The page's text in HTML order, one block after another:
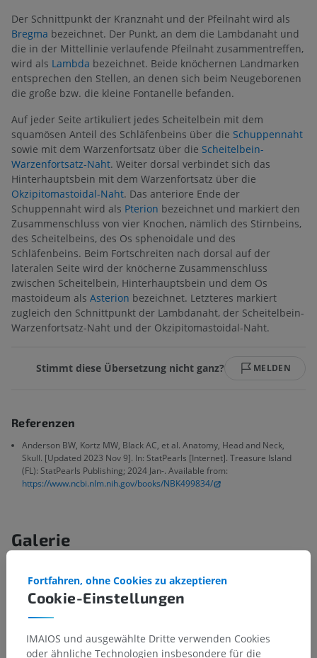
Der Schnittpunkt der Kranznaht und der Pfeilnaht wird als
Bregma bezeichnet. Der Punkt, an dem die Lambdanaht und
die in der Mittellinie verlaufende Pfeilnaht zusammentreffen,
wird als Lambda bezeichnet. Beide knöchernen Landmarken
entsprechen den Stellen, an denen sich beim Neugeborenen
die große bzw. die kleine Fontanelle befanden.
Auf jeder Seite artikuliert jedes Scheitelbein mit dem
squamösen Anteil des Schläfenbeins über die Schuppennaht
sowie mit dem Warzenfortsatz über die Scheitelbein-
Warzenfortsatz-Naht. Weiter dorsal verbindet sich das
Hinterhauptsbein mit dem Warzenfortsatz über die
Okzipitomastoidal-Naht. Das anteriore Ende der
Schuppennaht wird als Pterion bezeichnet und markiert den
Zusammenschluss von vier Knochen, nämlich des Stirnbeins,
des Scheitelbeins, des Os sphenoidale und des
Schläfenbeins. Beim Fortschreiten nach dorsal auf der
lateralen Seite wird der knöcherne Zusammenschluss
zwischen Scheitelbein, Hinterhauptsbein und dem Os
mastoideum als Asterion bezeichnet. Letzteres markiert
zugleich den Schnittpunkt der Lambdanaht, der Scheitelbein-
Warzenfortsatz-Naht und der Okzipitomastoidal-Naht.
Stimmt diese Übersetzung nicht ganz? MELDEN
Referenzen
Anderson BW, Kortz MW, Black AC, et al. Anatomy, Head and Neck,
Skull. [Updated 2023 Nov 9]. In: StatPearls [Internet]. Treasure Island
(FL): StatPearls Publishing; 2024 Jan-. Available from:
https://www.ncbi.nlm.nih.gov/books/NBK499834/
Galerie
Cookie-Einstellungen
Fortfahren, ohne Cookies zu akzeptieren
IMAIOS und ausgewählte Dritte verwenden Cookies
oder ähnliche Technologien insbesondere für die